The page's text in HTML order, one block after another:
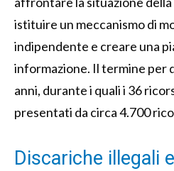
istituire un meccanismo di
indipendente e creare una
informazione. Il termine per
anni, durante i quali i 36
presentati da circa 4.700
Discariche illegali